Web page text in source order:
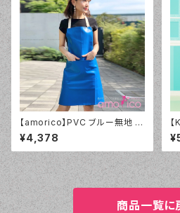
【amorico】PVC ブルー無地 エ
プロン（ユニセックス）
¥4,378
商品一覧に